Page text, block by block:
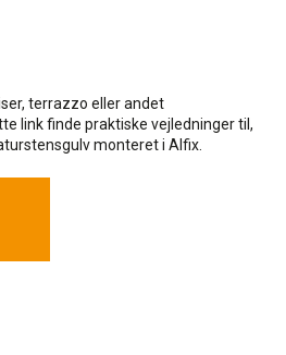
terrazzo eller andet
link finde praktiske vejledninger til,
monteret i Alfix.